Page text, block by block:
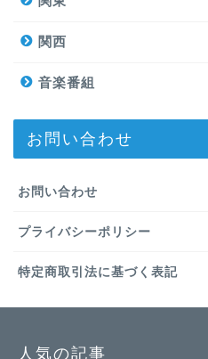
関西
音楽番組
お問い合わせ
お問い合わせ
プライバシーポリシー
特定商取引法に基づく表記
人気の記事